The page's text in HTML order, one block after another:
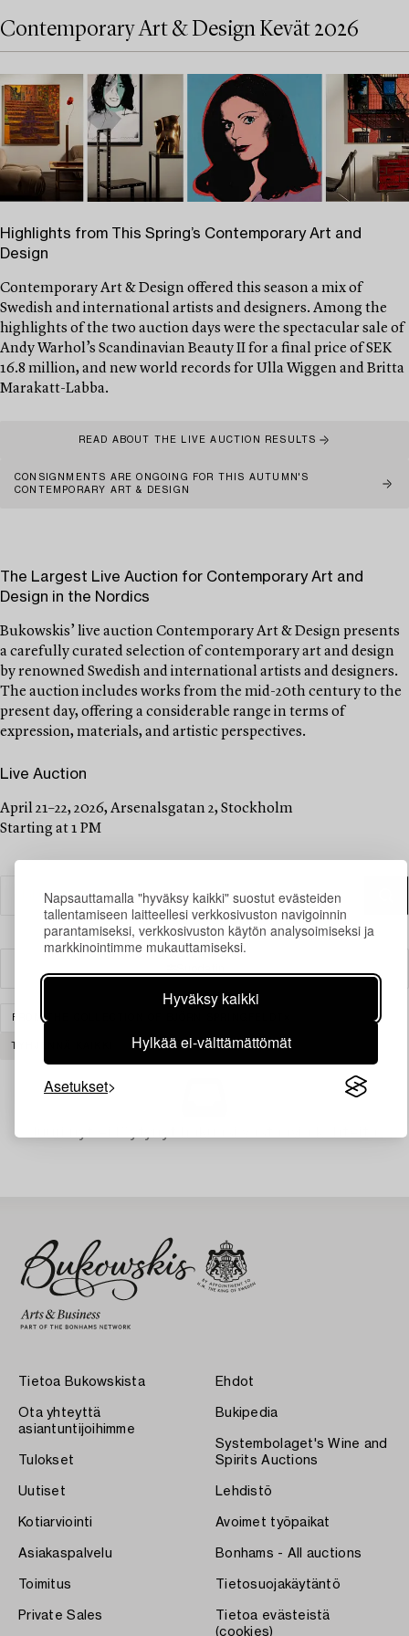
Napsauttamalla "hyväksy kaikki" suostut evästeiden
tallentamiseen laitteellesi verkkosivuston navigoinnin
parantamiseksi, verkkosivuston käytön analysoimiseksi ja
markkinointimme mukauttamiseksi.
Hyväksy kaikki
Hylkää ei-välttämättömät
Asetukset
Contemporary Art & Design Kevät 2026
Highlights from This Spring’s Contemporary Art and
Design
Contemporary Art & Design offered this season a mix of
Swedish and international artists and designers. Among the
highlights of the two auction days were the spectacular sale of
Andy Warhol’s Scandinavian Beauty II for a final price of SEK
16.8 million, and new world records for Ulla Wiggen and Britta
Marakatt-Labba.
READ ABOUT THE LIVE AUCTION RESULTS
CONSIGNMENTS ARE ONGOING FOR THIS AUTUMN'S
CONTEMPORARY ART & DESIGN
The Largest Live Auction for Contemporary Art and
Design in the Nordics
Bukowskis’ live auction Contemporary Art & Design presents
a carefully curated selection of contemporary art and design
by renowned Swedish and international artists and designers.
The auction includes works from the mid-20th century to the
present day, offering a considerable range in terms of
expression, materials, and artistic perspectives.
Live Auction
April 21–22, 2026, Arsenalsgatan 2, Stockholm
Starting at 1 PM
FROM THE COLLECTION OF BJÖRN SPRINGFELDT
Tietoa Bukowskista
Ota yhteyttä
asiantuntijoihimme
Tulokset
Uutiset
Kotiarviointi
Asiakaspalvelu
Toimitus
Private Sales
Ehdot
Bukipedia
Systembolaget's Wine and
Spirits Auctions
Lehdistö
Avoimet työpaikat
Bonhams - All auctions
Tietosuojakäytäntö
Tietoa evästeistä
(cookies)